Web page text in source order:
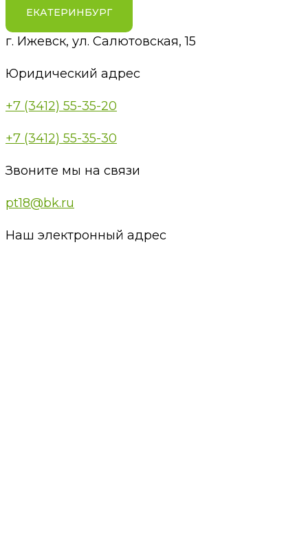
ЕКАТЕРИНБУРГ
г. Ижевск, ул. Салютовская, 15
Юридический адрес
+7 (3412) 55-35-20
+7 (3412) 55-35-30
Звоните мы на связи
pt18@bk.ru
Наш электронный адрес